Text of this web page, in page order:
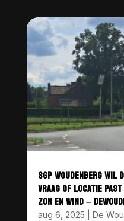
SGP WOUDENBERG WIL
VRAAG OF LOCATIE
ZON EN WIND –
aug 6, 2025
De